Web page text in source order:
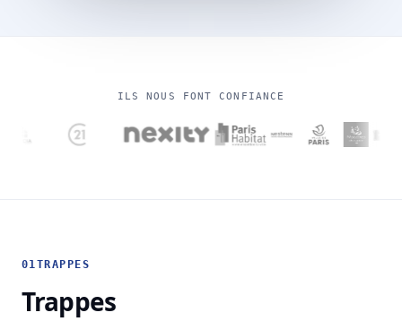
ILS NOUS FONT CONFIANCE
01TRAPPES
Trappes